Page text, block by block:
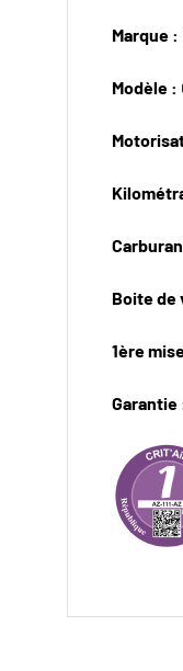
Marque :
Modèle :
Boite de
1ère
Garantie